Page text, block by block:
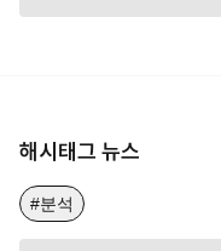
해시태그 뉴스
#분석